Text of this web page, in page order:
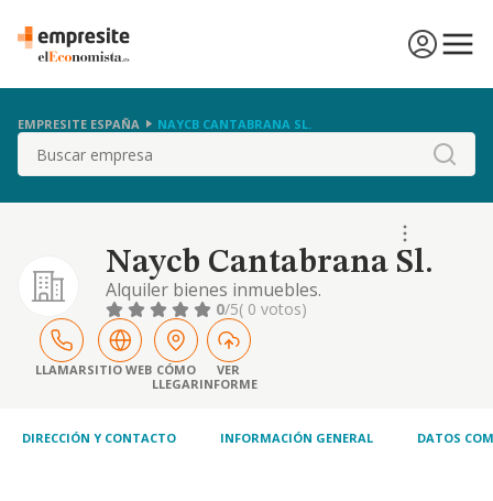
EMPRESITE ESPAÑA NAYCB CANTABRANA SL.
Buscar
Naycb Cantabrana Sl.
Alquiler bienes inmuebles.
0/5( 0 votos)
LLAMARSITIO WEB CÓMO
LLEGAR
VER
INFORME
DIRECCIÓN Y CONTACTO INFORMACIÓN GENERAL DATOS